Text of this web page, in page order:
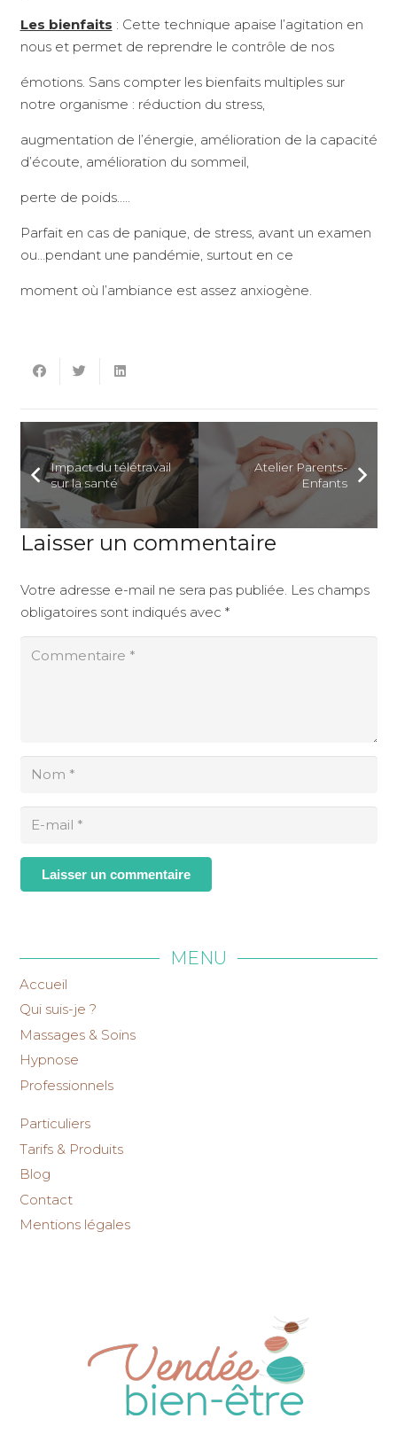
Les bienfaits : Cette technique apaise l’agitation en
nous et permet de reprendre le contrôle de nos
émotions. Sans compter les bienfaits multiples sur
notre organisme : réduction du stress,
augmentation de l’énergie, amélioration de la capacité
d’écoute, amélioration du sommeil,
perte de poids…..
Parfait en cas de panique, de stress, avant un examen
ou…pendant une pandémie, surtout en ce
moment où l’ambiance est assez anxiogène.
Impact du télétravail
sur la santé
Atelier Parents-
Enfants
Laisser un commentaire
Votre adresse e-mail ne sera pas publiée. Les champs
obligatoires sont indiqués avec *
Laisser un commentaire
MENU
Accueil
Qui suis-je ?
Massages & Soins
Hypnose
Professionnels
Particuliers
Tarifs & Produits
Blog
Contact
Mentions légales